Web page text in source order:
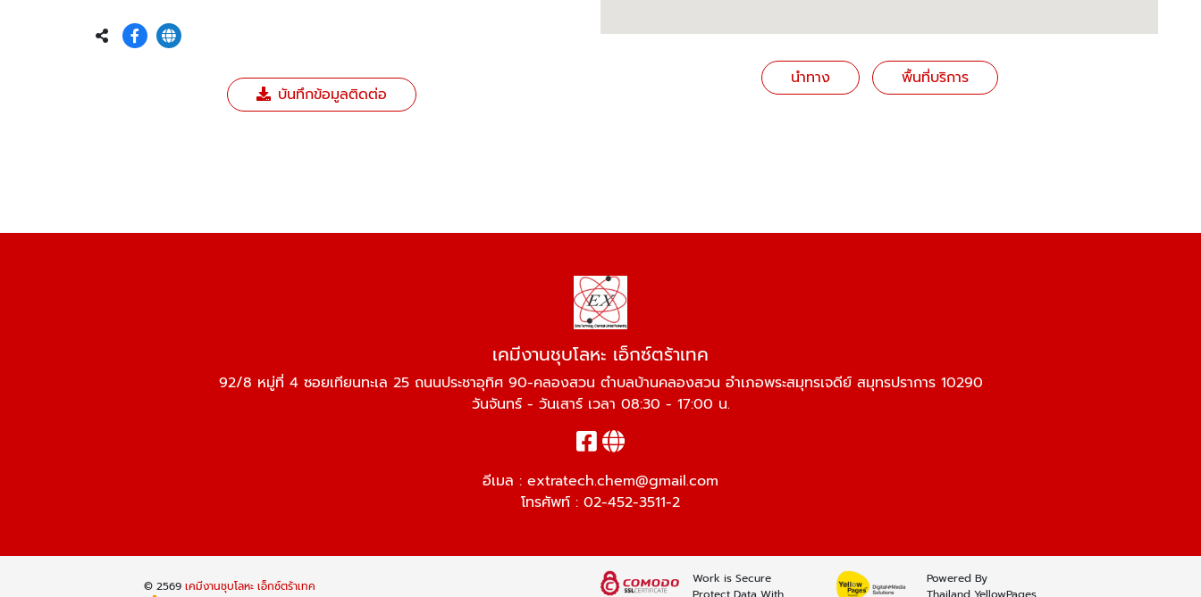
บันทึกข้อมูลติดต่อ
นำทาง พื้นที่บริการ
เคมีงานชุบโลหะ เอ็กซ์ตร้าเทค
92/8 หมู่ที่ 4 ซอยเทียนทะเล 25 ถนนประชาอุทิศ 90-คลองสวน ตำบลบ้านคลองสวน อำเภอพระสมุทรเจดีย์ สมุทรปราการ 10290
วันจันทร์ - วันเสาร์ เวลา 08:30 - 17:00 น.
อีเมล : extratech.chem@gmail.com
โทรศัพท์ : 02-452-3511-2
© 2569เคมีงานชุบโลหะ เอ็กซ์ตร้าเทค
Work is Secure
Powered By